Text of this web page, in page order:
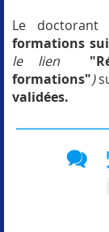
Le doctorant
formations
le lien
formations")
validées.